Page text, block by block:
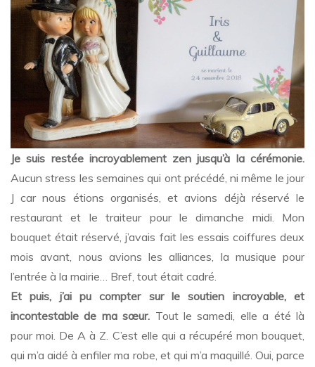
Je suis restée incroyablement zen jusqu’à la cérémonie.
Aucun stress les semaines qui ont précédé, ni même le jour
J car nous étions organisés, et avions déjà réservé le
restaurant et le traiteur pour le dimanche midi. Mon
bouquet était réservé, j’avais fait les essais coiffures deux
mois avant, nous avions les alliances, la musique pour
l’entrée à la mairie… Bref, tout était cadré.
Et puis, j’ai pu compter sur le soutien incroyable, et
incontestable de ma sœur. Tout le samedi, elle a été là
pour moi. De A à Z. C’est elle qui a récupéré mon bouquet,
qui m’a aidé à enfiler ma robe, et qui m’a maquillé. Oui, parce